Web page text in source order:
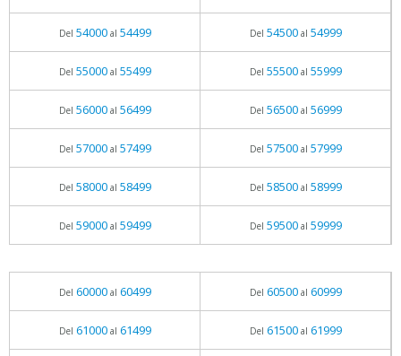
Del 54000al 54499 Del 54500al 54999
Del 55000al 55499 Del 55500al 55999
Del 56000al 56499 Del 56500al 56999
Del 57000al 57499 Del 57500al 57999
Del 58000al 58499 Del 58500al 58999
Del 59000al 59499 Del 59500al 59999
Del 60000al 60499 Del 60500al 60999
Del 61000al 61499 Del 61500al 61999